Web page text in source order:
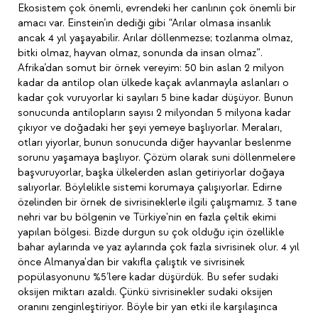
Ekosistem çok önemli, evrendeki her canlının çok önemli bir
amacı var. Einstein’ın dediği gibi “Arılar olmasa insanlık
ancak 4 yıl yaşayabilir. Arılar döllenmezse; tozlanma olmaz,
bitki olmaz, hayvan olmaz, sonunda da insan olmaz”.
Afrika’dan somut bir örnek vereyim: 50 bin aslan 2 milyon
kadar da antilop olan ülkede kaçak avlanmayla aslanları o
kadar çok vuruyorlar ki sayıları 5 bine kadar düşüyor. Bunun
sonucunda antilopların sayısı 2 milyondan 5 milyona kadar
çıkıyor ve doğadaki her şeyi yemeye başlıyorlar. Meraları,
otları yiyorlar, bunun sonucunda diğer hayvanlar beslenme
sorunu yaşamaya başlıyor. Çözüm olarak suni döllenmelere
başvuruyorlar, başka ülkelerden aslan getiriyorlar doğaya
salıyorlar. Böylelikle sistemi korumaya çalışıyorlar. Edirne
özelinden bir örnek de sivrisineklerle ilgili çalışmamız. 3 tane
nehri var bu bölgenin ve Türkiye'nin en fazla çeltik ekimi
yapılan bölgesi. Bizde durgun su çok olduğu için özellikle
bahar aylarında ve yaz aylarında çok fazla sivrisinek olur. 4 yıl
önce Almanya'dan bir vakıfla çalıştık ve sivrisinek
popülasyonunu %5’lere kadar düşürdük. Bu sefer sudaki
oksijen miktarı azaldı. Çünkü sivrisinekler sudaki oksijen
oranını zenginleştiriyor. Böyle bir yan etki ile karşılaşınca